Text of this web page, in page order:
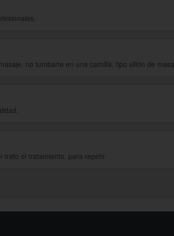
no tumbarte en una camilla, tipo sillón de
trato el tratamiento. para repetir.